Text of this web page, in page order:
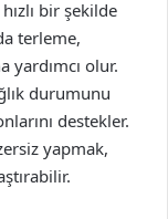
bir şekilde
terleme,
yardımcı olur.
durumunu
destekler.
yapmak,